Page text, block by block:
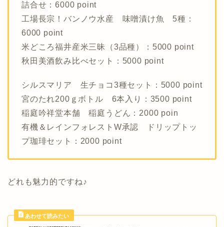
詰合せ：6000 point
工場長宗！バンノウ水産 味噌漬け魚 5種：
6000 point
米どころ福井産米三昧（3品種）：5000 point
秋田美酒飲み比べセット：5000 point
シルスマリア 生チョコ3種セット：5000 point
宮のたれ200ｇボトル 6本入り：3500 point
稲庭吟祥堂本舗 稲庭うどん：2000 poin
有機＆レインフォレストW承認 ドリップトッ
プ珈琲セット：2000 point
どれも魅力的ですね♪